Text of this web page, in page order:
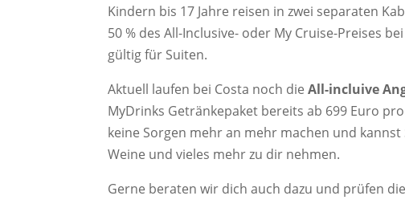
Kindern bis 17 Jahre reisen in zwei separaten
50 % des All-Inclusive- oder My Cruise-Preises
gültig für Suiten.
Aktuell laufen bei Costa noch die All-incluive
MyDrinks Getränkepaket bereits ab 699 Euro
keine Sorgen mehr an mehr machen und
Weine und vieles mehr zu dir nehmen.
Gerne beraten wir dich auch dazu und prüfen